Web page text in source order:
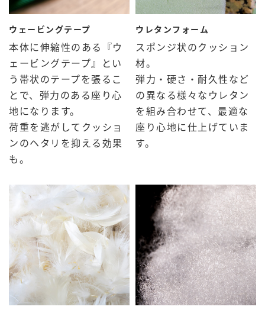
ウェービングテープ
本体に伸縮性のある『ウ
ェービングテープ』とい
う帯状のテープを張るこ
とで、弾力のある座り心
地になります。
荷重を逃がしてクッショ
ンのヘタリを抑える効果
も。
ウレタンフォーム
スポンジ状のクッション
材。
弾力・硬さ・耐久性など
の異なる様々なウレタン
を組み合わせて、最適な
座り心地に仕上げていま
す。